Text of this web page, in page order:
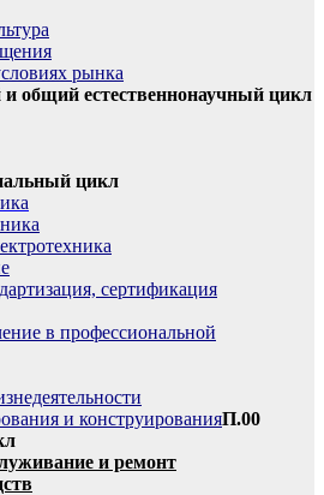
рынка
общий естественнонаучный цикл
цикл
сертификация
в профессиональной
и конструированияП.00
и ремонт